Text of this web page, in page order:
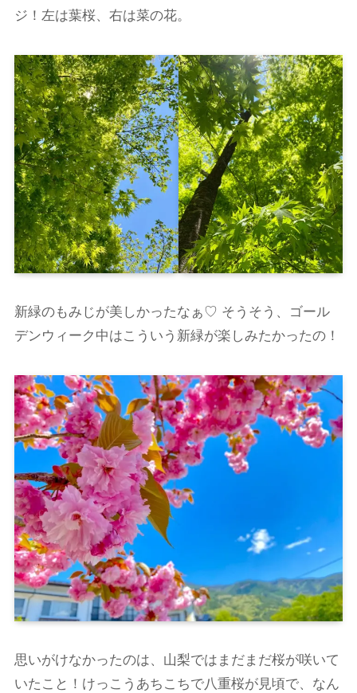
ジ！左は葉桜、右は菜の花。
新緑のもみじが美しかったなぁ♡ そうそう、ゴール
デンウィーク中はこういう新緑が楽しみたかったの！
思いがけなかったのは、山梨ではまだまだ桜が咲いて
いたこと！けっこうあちこちで八重桜が見頃で、なん